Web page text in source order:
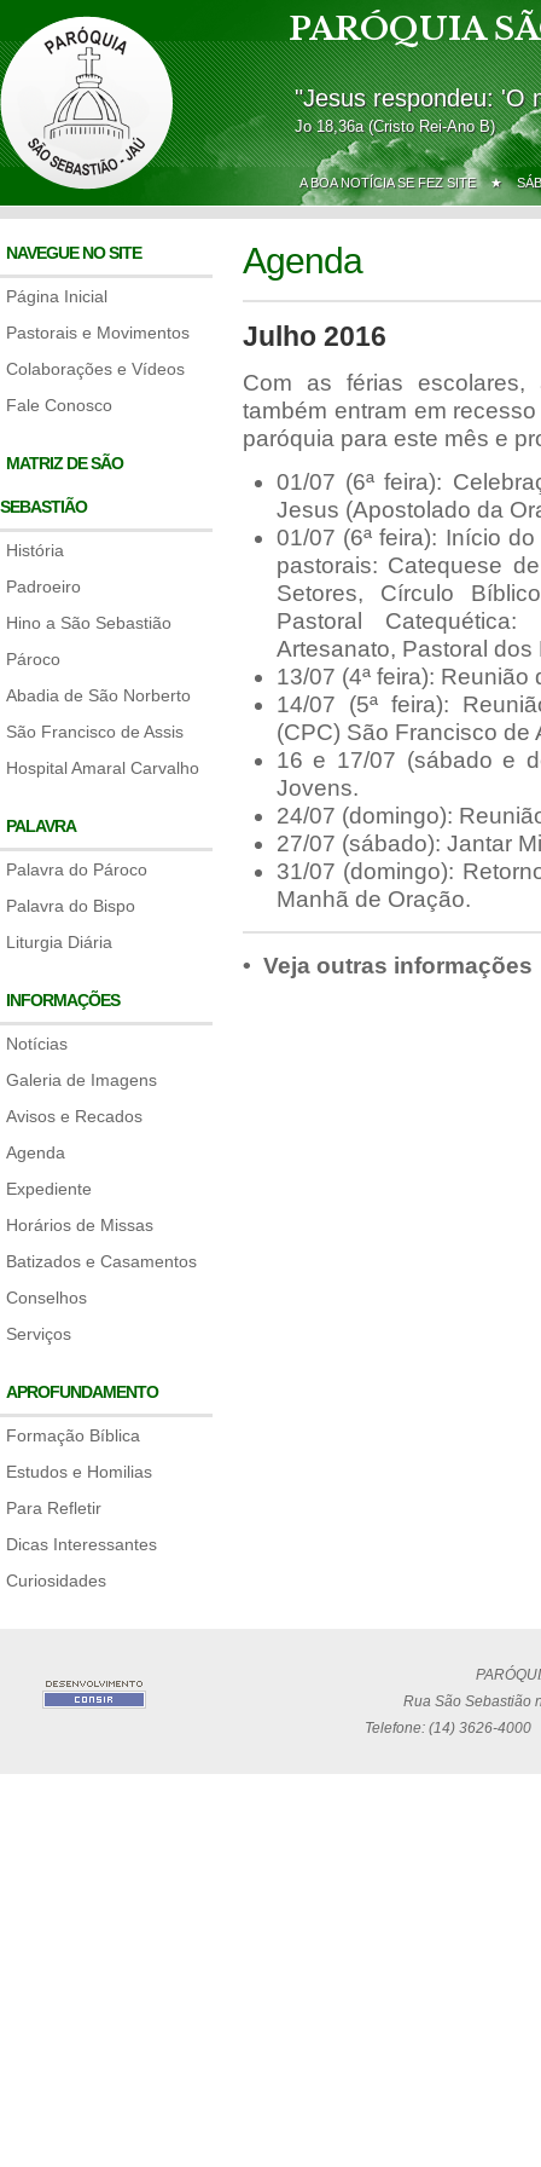
PARÓQUIA
"Jesus respondeu: 'O
Jo 18,36a (Cristo Rei-Ano B)
A BOA NOTÍCIA SE FEZ SITE ★
NAVEGUE NO SITE
Página Inicial
Pastorais e Movimentos
Colaborações e Vídeos
Fale Conosco
MATRIZ DE SÃO
SEBASTIÃO
História
Padroeiro
Hino a São Sebastião
Pároco
Abadia de São Norberto
São Francisco de Assis
Hospital Amaral Carvalho
PALAVRA
Palavra do Pároco
Palavra do Bispo
Liturgia Diária
INFORMAÇÕES
Notícias
Galeria de Imagens
Avisos e Recados
Agenda
Expediente
Horários de Missas
Batizados e Casamentos
Conselhos
Serviços
APROFUNDAMENTO
Formação Bíblica
Estudos e Homilias
Para Refletir
Dicas Interessantes
Curiosidades
Agenda
Julho 2016
Com as férias escolares,
também entram em
paróquia para este mês e
01/07 (6ª feira):
Jesus (Apostolado da
01/07 (6ª feira): Início
pastorais: Catequese
Setores, Círculo
Pastoral
Artesanato, Pastoral dos
13/07 (4ª feira):
14/07 (5ª feira):
(CPC) São Francisco de
16 e 17/07 (sábado e
Jovens.
24/07 (domingo):
27/07 (sábado): Jantar
31/07 (domingo):
Manhã de Oração.
• Veja outras informações
Rua São Sebastião
Telefone: (14) 3626-